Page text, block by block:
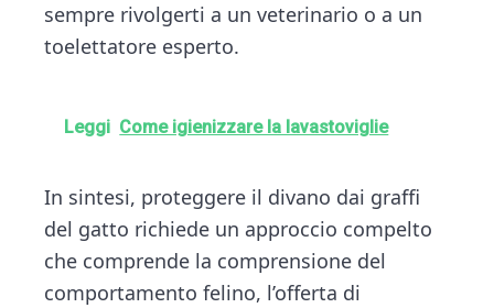
sempre rivolgerti a un veterinario o a un
toelettatore esperto.
Leggi Come igienizzare la lavastoviglie
In sintesi, proteggere il divano dai graffi
del gatto richiede un approccio compelto
che comprende la comprensione del
comportamento felino, l’offerta di